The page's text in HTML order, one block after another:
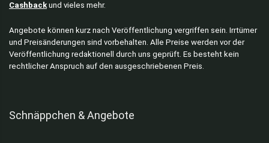
Cashbackund vieles mehr.
Angebote können kurz nach Veröffentlichung vergriffen sein. Irrtümer
und Preisänderungen sind vorbehalten. Alle Preise werden vor der
Veröffentlichung redaktionell durch uns geprüft. Es besteht kein
rechtlicher Anspruch auf den ausgeschriebenen Preis.
Schnäppchen & Angebote